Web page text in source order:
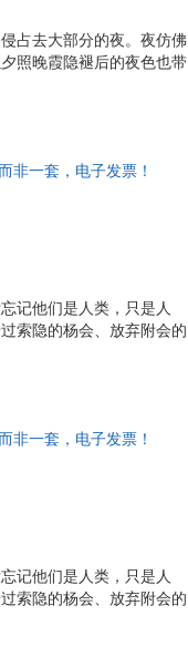
占去大部分的夜。夜仿佛
照晚霞隐褪后的夜色也带
天开始。这是七月下旬，
因为这就是民国二十六年
非一套，电子发票！
记他们是人类，只是人
索隐的杨会、放弃附会的
断的督促，替我挡了许多
身于国”、“还政于民”等
非一套，电子发票！
记他们是人类，只是人
索隐的杨会、放弃附会的
断的督促，替我挡了许多
身于国”、“还政于民”等